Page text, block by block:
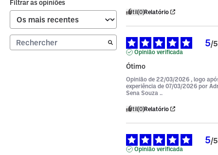
Filtrar as opiniões
Útil(0)Relatório
5/5
Opinião verificada
Ótimo
Opinião de 22/03/2026 , logo
experiência de 07/03/2026 por
Sena Souza ..
Útil(0)Relatório
5/5
Opinião verificada